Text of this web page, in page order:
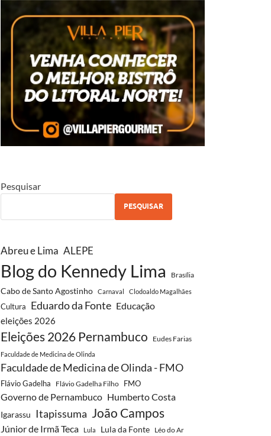
Pesquisar
PESQUISAR
Abreu e Lima ALEPE
Blog do Kennedy Lima Brasília
Cabo de Santo Agostinho Carnaval Clodoaldo Magalhães
Cultura Eduardo da Fonte Educação
eleições 2026
Eleições 2026 Pernambuco Eudes Farias
Faculdade de Medicina de Olinda
Faculdade de Medicina de Olinda - FMO
Flávio Gadelha Flávio Gadelha Filho FMO
Governo de Pernambuco Humberto Costa
Igarassu Itapissuma João Campos
Júnior de Irmã Teca Lula Lula da Fonte Léo do Ar